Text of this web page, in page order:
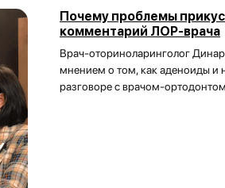
Почему проблемы
комментарий ЛОР-врача
Врач-оториноларинголог
мнением о том, как аденоиды и
разговоре с врачом-